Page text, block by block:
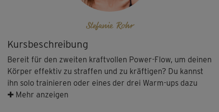
Kursbeschreibung
Bereit für den zweiten kraftvollen Power-Flow, um deinen
Körper effektiv zu straffen und zu kräftigen? Du kannst
ihn solo trainieren oder eines der drei Warm-ups dazu
kombinieren. Wieder stehen zahlreiche Asanas aus dem
✚ Mehr anzeigen
Stefanie Rohr